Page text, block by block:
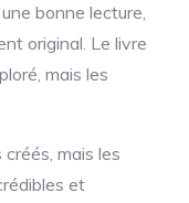
bonne lecture,
original. Le livre
mais les
mais les
et